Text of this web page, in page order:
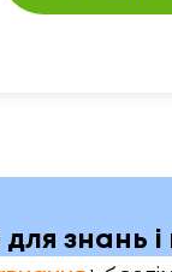
знань і